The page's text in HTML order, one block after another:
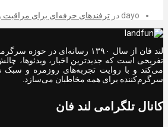
dayo در ترفندهای حرفه‌ای برای مراقبت و
لند فان از سال ۱۳۹۰ رسانه‌ای
تفریحی است که جدیدترین اخبار، ویدئوها،
می‌کند و با روایت تجربه‌های روزمره و سبک
سرگرم‌کننده برای همه مخاطبان می‌سازد.
کانال تلگرامی لند فان